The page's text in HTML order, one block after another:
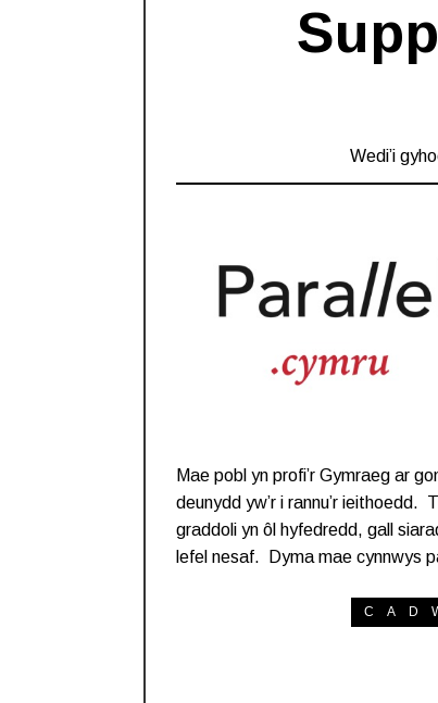
Wedi’i
Mae pobl yn profi’r Gymraeg ar
deunydd yw’r i rannu’r ieithoedd.
graddoli yn ôl hyfedredd, gall
lefel nesaf. Dyma mae cynnwys